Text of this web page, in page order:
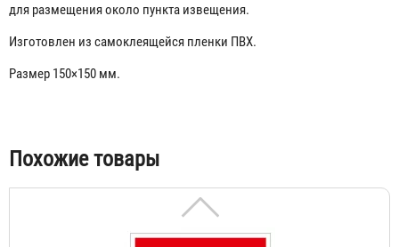
для размещения около пункта извещения.
Изготовлен из самоклеящейся пленки ПВХ.
Размер 150×150 мм.
Табы
Похожие товары